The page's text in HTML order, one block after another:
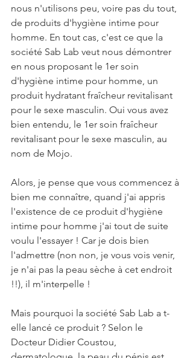
nous n'utilisons peu, voire pas du tout,
de produits d'hygiène intime pour
homme. En tout cas, c'est ce que la
société Sab Lab veut nous démontrer
en nous proposant le 1er soin
d'hygiène intime pour homme, un
produit hydratant fraîcheur revitalisant
pour le sexe masculin. Oui vous avez
bien entendu, le 1er soin fraîcheur
revitalisant pour le sexe masculin, au
nom de Mojo.
Alors, je pense que vous commencez à
bien me connaître, quand j'ai appris
l'existence de ce produit d'hygiène
intime pour homme j'ai tout de suite
voulu l'essayer ! Car je dois bien
l'admettre (non non, je vous vois venir,
je n'ai pas la peau sèche à cet endroit
!!), il m'interpelle !
Mais pourquoi la société Sab Lab a t-
elle lancé ce produit ? Selon le
Docteur Didier Coustou,